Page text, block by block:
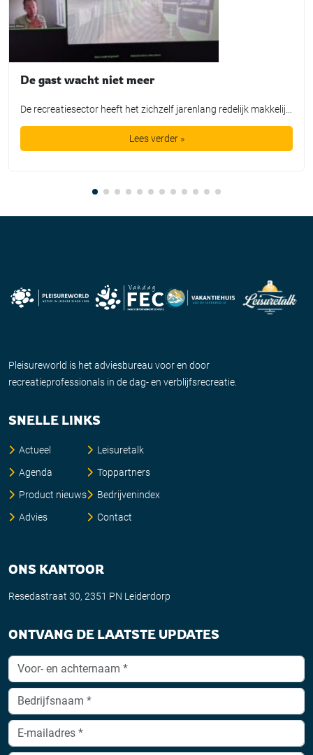
De gast wacht niet meer
Lees verder »
Pleisureworld is het adviesbureau voor en door
recreatieprofessionals in de dag- en verblijfsrecreatie.
SNELLE LINKS
Actueel
Agenda
Product nieuws
Advies
Leisuretalk
Toppartners
Bedrijvenindex
Contact
ONS KANTOOR
Resedastraat 30, 2351 PN Leiderdorp
ONTVANG DE LAATSTE UPDATES